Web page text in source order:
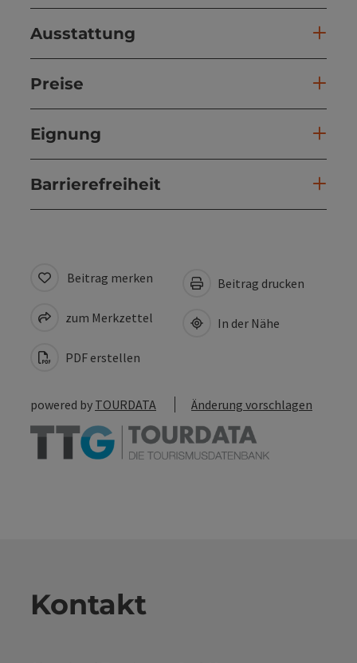
Ausstattung
Preise
Eignung
Barrierefreiheit
Beitrag merken
zum Merkzettel
PDF erstellen
Beitrag drucken
In der Nähe
powered by TOURDATA Änderung vorschlagen
Kontakt